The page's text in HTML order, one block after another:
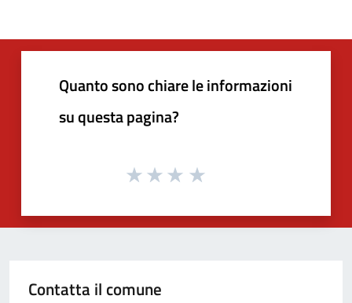
Quanto sono chiare le informazioni
su questa pagina?
Contatta il comune